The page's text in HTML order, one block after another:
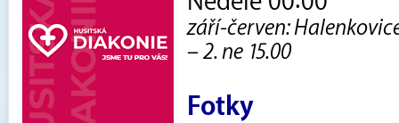
září-červen:
– 2. ne 15.00
Fotky